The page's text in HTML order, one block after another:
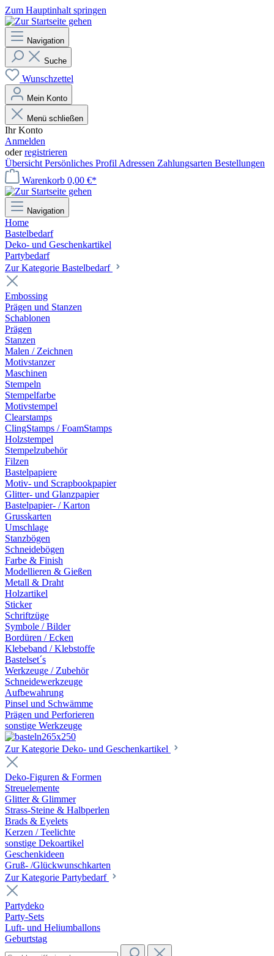
Zum Hauptinhalt springen
Navigation
Suche
Wunschzettel
Mein Konto
Menü schließen
Ihr Konto
Anmelden
oderregistrieren
Übersicht Persönliches Profil Adressen Zahlungsarten Bestellungen
Warenkorb 0,00 €*
Navigation
Home
Bastelbedarf
Deko- und Geschenkartikel
Partybedarf
Zur Kategorie Bastelbedarf
Embossing
Prägen und Stanzen
Schablonen
Prägen
Stanzen
Malen / Zeichnen
Motivstanzer
Maschinen
Stempeln
Stempelfarbe
Motivstempel
Clearstamps
ClingStamps / FoamStamps
Holzstempel
Stempelzubehör
Filzen
Bastelpapiere
Motiv- und Scrapbookpapier
Glitter- und Glanzpapier
Bastelpapier- / Karton
Grusskarten
Umschlage
Stanzbögen
Schneidebögen
Farbe & Finish
Modellieren & Gießen
Metall & Draht
Holzartikel
Sticker
Schriftzüge
Symbole / Bilder
Bordüren / Ecken
Klebeband / Klebstoffe
Bastelset´s
Werkzeuge / Zubehör
Schneidewerkzeuge
Aufbewahrung
Pinsel und Schwämme
Prägen und Perforieren
sonstige Werkzeuge
Zur Kategorie Deko- und Geschenkartikel
Deko-Figuren & Formen
Streuelemente
Glitter & Glimmer
Strass-Steine & Halbperlen
Brads & Eyelets
Kerzen / Teelichte
sonstige Dekoartikel
Geschenkideen
Gruß- /Glückwunschkarten
Zur Kategorie Partybedarf
Partydeko
Party-Sets
Luft- und Heliumballons
Geburtstag